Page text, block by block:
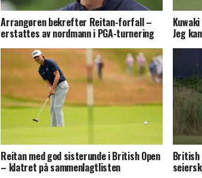
Arrangøren bekrefter Reitan-forfall –
erstattes av nordmann i PGA-turnering Jeg
Reitan med god sisterunde i British Open
– klatret på sammenlagtlisten
British